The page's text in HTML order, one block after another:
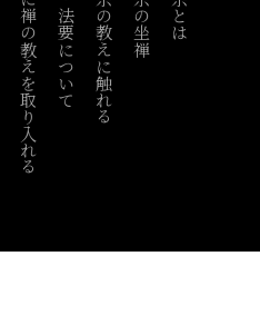
日常に禅の教えを取り入れる供養・法要について曹洞宗の教えに触れる